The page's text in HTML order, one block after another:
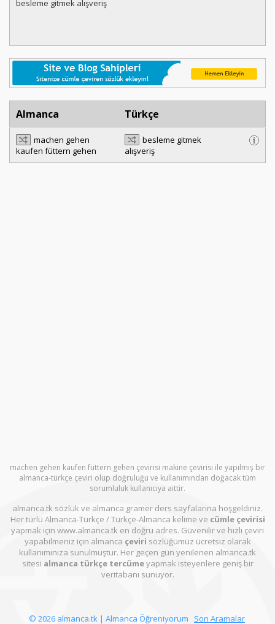
Almanca Türkçe
machen gehen
kaufen füttern gehen
besleme gitmek
alışveriş
machen gehen kaufen füttern gehen çevirisi makine çevirisi ile yapılmış bir
almanca-türkçe çeviri olup doğruluğu ve kullanımından doğacak tüm
sorumluluk kullanıcıya aittir.
almanca.tk sözlük ve almanca gramer ders sayfalarına hoşgeldiniz.
Her türlü Almanca-Türkçe / Türkçe-Almanca kelime ve cümle çevirisi
yapmak için www.almanca.tk en doğru adres. Güvenilir ve hızlı çeviri
yapabilmeniz için almanca çeviri sözlüğümüz ücretsiz olarak
kullanımınıza sunulmuştur. Her geçen gün yenilenen almanca.tk
sitesi almanca türkçe tercümeyapmak isteyenlere geniş bir
veritabanı sunuyor.
© 2026 almanca.tk | Almanca Öğreniyorum Son Aramalar